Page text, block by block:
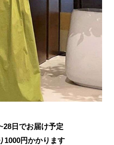
日でお届け予定
1000円かかります